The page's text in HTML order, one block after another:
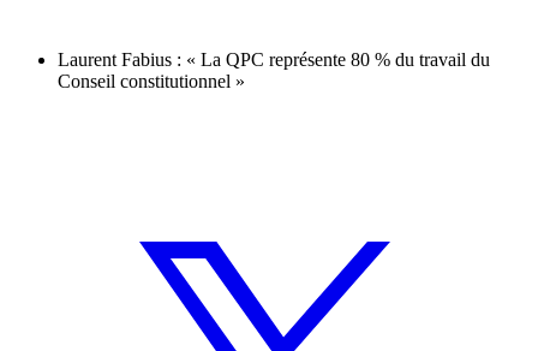
Laurent Fabius : « La QPC représente 80 % du travail du
Conseil constitutionnel »